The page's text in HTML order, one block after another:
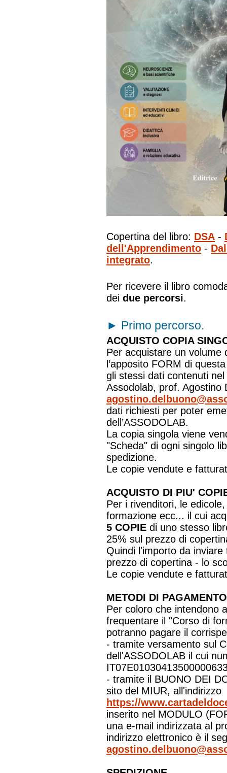
Copertina del libro: DSA -
dell'Apprendimento -
integrato.
Per ricevere il libro
dei due percorsi.
► Primo percorso.
ACQUISTO COPIA
Per acquistare un volume
l’apposito FORM di
gli stessi dati contenuti
Assodolab, prof. Agostino
dati richiesti per poter
dell’ASSODOLAB.
La copia singola viene
"Scheda" di ogni singolo
spedizione.
Le copie vendute e
ACQUISTO DI PIU'
Per i rivenditori, le
formazione ecc... il cui
5 COPIE di uno stesso
25% sul prezzo di
Quindi l'importo da
prezzo di copertina - lo
Le copie vendute e
METODI DI
Per coloro che intendono
frequentare il "Corso di
potranno pagare il
- tramite versamento sul
dell'ASSODOLAB il cui
- tramite il BUONO DEI
sito del MIUR, all'indirizzo
https://
inserito nel MODULO
una e-mail indirizzata al
indirizzo elettronico è il